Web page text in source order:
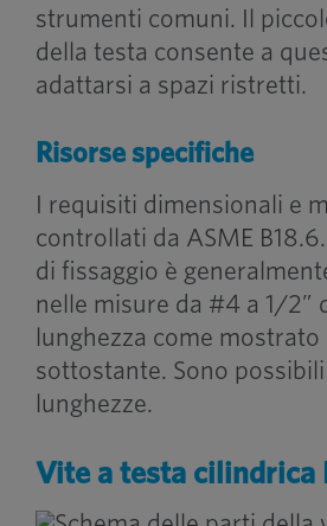
strumenti comuni. Il
della testa consente a
adattarsi a spazi ristretti.
Risorse specifiche
I requisiti dimensionali e
controllati da ASME
di fissaggio è
nelle misure da #4 a 1/2”
lunghezza come mostrato
sottostante. Sono
lunghezze.
Vite a testa cilindrica